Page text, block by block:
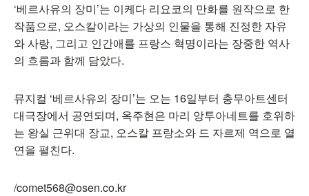
‘베르사유의 장미’는 이케다 리요코의 만화를 원작으로 한
작품으로, 오스칼이라는 가상의 인물을 통해 진정한 자유
와 사랑, 그리고 인간애를 프랑스 혁명이라는 장중한 역사
의 흐름과 함께 담았다.
뮤지컬 ‘베르사유의 장미’는 오는 16일부터 충무아트센터
대극장에서 공연되며, 옥주현은 마리 앙투아네트를 호위하
는 왕실 근위대 장교, 오스칼 프랑소와 드 자르제 역으로 열
연을 펼친다.
/comet568@osen.co.kr